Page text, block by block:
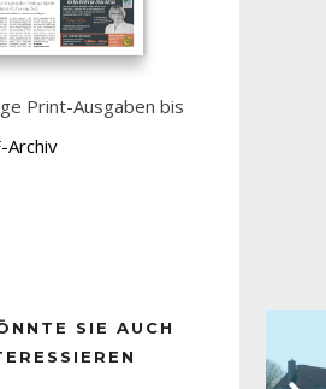
Print-Ausgaben bis
Archiv
SIE AUCH